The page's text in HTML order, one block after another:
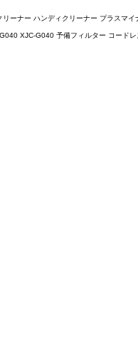
ーナー ハンディクリーナー プラスマイ
XJC-G040 予備フィルター コード